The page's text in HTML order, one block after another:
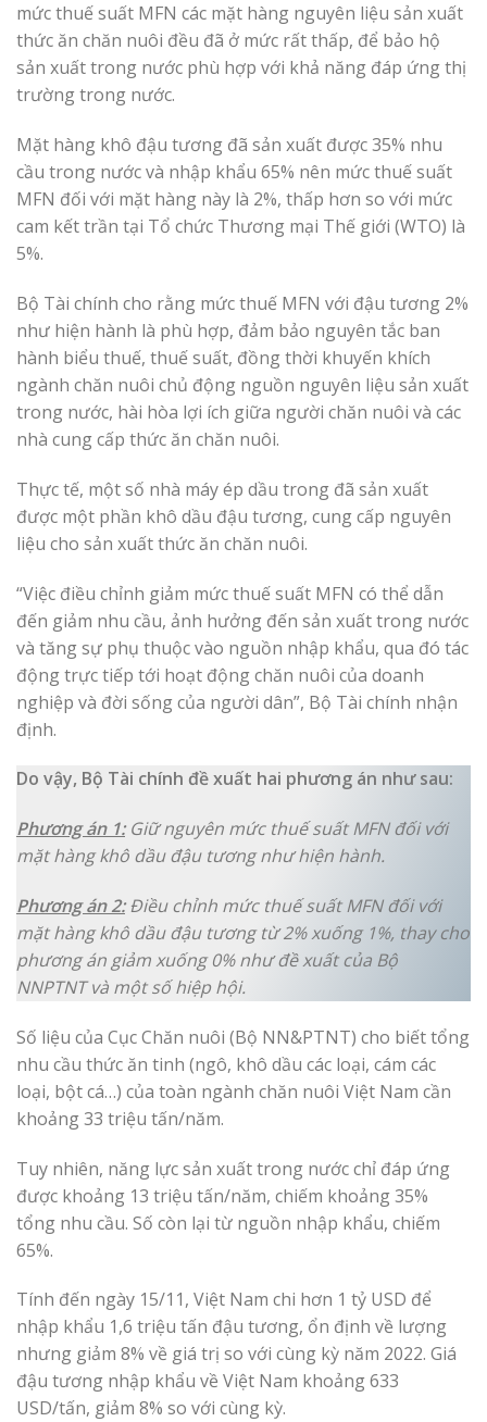
mức thuế suất MFN các mặt hàng nguyên liệu sản xuất
thức ăn chăn nuôi đều đã ở mức rất thấp, để bảo hộ
sản xuất trong nước phù hợp với khả năng đáp ứng thị
trường trong nước.
Mặt hàng khô đậu tương đã sản xuất được 35% nhu
cầu trong nước và nhập khẩu 65% nên mức thuế suất
MFN đối với mặt hàng này là 2%, thấp hơn so với mức
cam kết trần tại Tổ chức Thương mại Thế giới (WTO) là
5%.
Bộ Tài chính cho rằng mức thuế MFN với đậu tương 2%
như hiện hành là phù hợp, đảm bảo nguyên tắc ban
hành biểu thuế, thuế suất, đồng thời khuyến khích
ngành chăn nuôi chủ động nguồn nguyên liệu sản xuất
trong nước, hài hòa lợi ích giữa người chăn nuôi và các
nhà cung cấp thức ăn chăn nuôi.
Thực tế, một số nhà máy ép dầu trong đã sản xuất
được một phần khô dầu đậu tương, cung cấp nguyên
liệu cho sản xuất thức ăn chăn nuôi.
“Việc điều chỉnh giảm mức thuế suất MFN có thể dẫn
đến giảm nhu cầu, ảnh hưởng đến sản xuất trong nước
và tăng sự phụ thuộc vào nguồn nhập khẩu, qua đó tác
động trực tiếp tới hoạt động chăn nuôi của doanh
nghiệp và đời sống của người dân”, Bộ Tài chính nhận
định.
Do vậy, Bộ Tài chính đề xuất hai phương án như sau:
Phương án 1: Giữ nguyên mức thuế suất MFN đối với
mặt hàng khô dầu đậu tương như hiện hành.
Phương án 2: Điều chỉnh mức thuế suất MFN đối với
mặt hàng khô dầu đậu tương từ 2% xuống 1%, thay cho
phương án giảm xuống 0% như đề xuất của Bộ
NNPTNT và một số hiệp hội.
Số liệu của Cục Chăn nuôi (Bộ NN&PTNT) cho biết tổng
nhu cầu thức ăn tinh (ngô, khô dầu các loại, cám các
loại, bột cá…) của toàn ngành chăn nuôi Việt Nam cần
khoảng 33 triệu tấn/năm.
Tuy nhiên, năng lực sản xuất trong nước chỉ đáp ứng
được khoảng 13 triệu tấn/năm, chiếm khoảng 35%
tổng nhu cầu. Số còn lại từ nguồn nhập khẩu, chiếm
65%.
Tính đến ngày 15/11, Việt Nam chi hơn 1 tỷ USD để
nhập khẩu 1,6 triệu tấn đậu tương, ổn định về lượng
nhưng giảm 8% về giá trị so với cùng kỳ năm 2022. Giá
đậu tương nhập khẩu về Việt Nam khoảng 633
USD/tấn, giảm 8% so với cùng kỳ.